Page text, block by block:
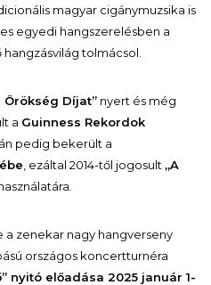
magyar cigánymuzsika is
egyedi hangszerelésben a
tolmácsol.
Örökség Díjat” nyert és még
a Guinness Rekordok
án pedig bekerült a
, ezáltal 2014-től jogosult „A
zenekar nagy hangverseny
országos koncertturnéra
nyitó előadása 2025 január 1-